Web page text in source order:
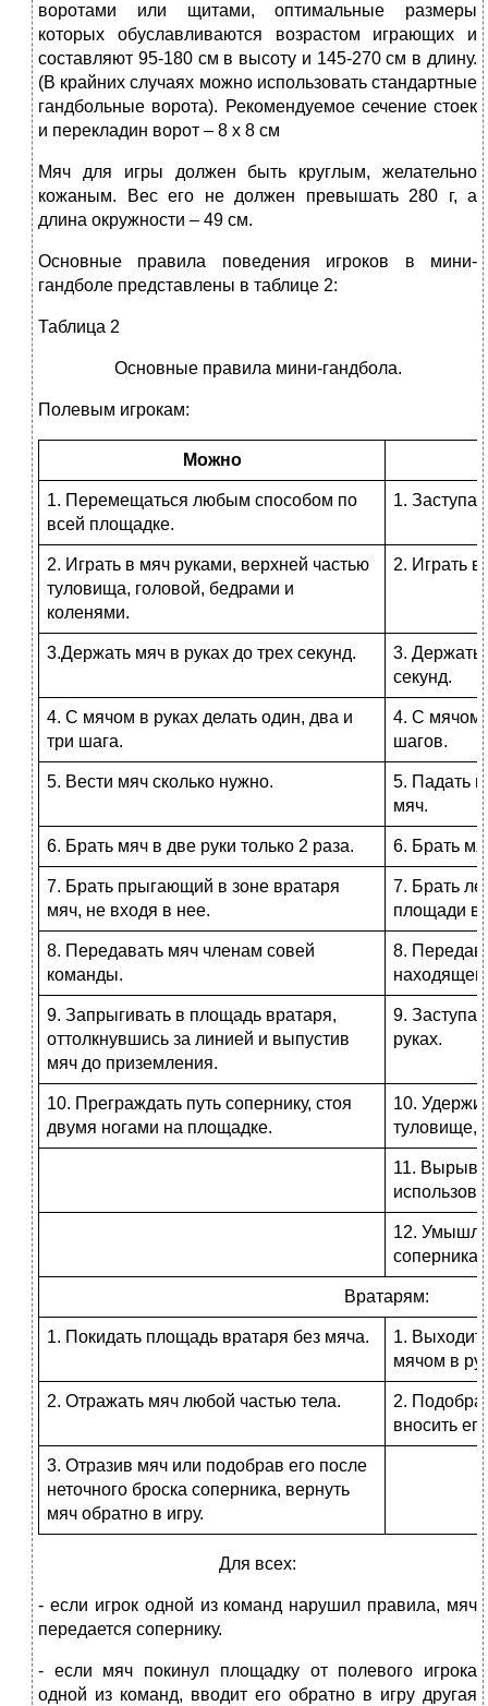
воротами или щитами, оптимальные размеры
которых обуславливаются возрастом играющих и
составляют 95-180 см в высоту и 145-270 см в длину.
(В крайних случаях можно использовать стандартные
гандбольные ворота). Рекомендуемое сечение стоек
и перекладин ворот – 8 х 8 см
Мяч для игры должен быть круглым, желательно
кожаным. Вес его не должен превышать 280 г, а
длина окружности – 49 см.
Основные правила поведения игроков в мини-
гандболе представлены в таблице 2:
Таблица 2
Основные правила мини-гандбола.
Полевым игрокам:
Можно
1. Перемещаться любым способом по
всей площадке.
1.
2. Играть в мяч руками, верхней частью
туловища, головой, бедрами и
коленями.
2. Играть
3.Держать мяч в руках до трех секунд.
3. Держать
секунд.
4. С мячом в руках делать один, два и
три шага.
4. С мячом
шагов.
5. Вести мяч сколько нужно.
5. Падать
мяч.
6. Брать мяч в две руки только 2 раза. 6. Брать
7. Брать прыгающий в зоне вратаря
мяч, не входя в нее.
7. Брать
площади
8. Передавать мяч членам совей
команды.
8.
9. Запрыгивать в площадь вратаря,
оттолкнувшись за линией и выпустив
мяч до приземления.
9.
руках.
10. Преграждать путь сопернику, стоя
двумя ногами на площадке.
10.
туловище,
11.
12.
соперника.
Вратарям:
1. Покидать площадь вратаря без мяча.
1.
мячом в
2. Отражать мяч любой частью тела.
2.
вносить
3. Отразив мяч или подобрав его после
неточного броска соперника, вернуть
мяч обратно в игру.
Для всех:
- если игрок одной из команд нарушил правила, мяч
передается сопернику.
- если мяч покинул площадку от полевого игрока
одной из команд, вводит его обратно в игру другая